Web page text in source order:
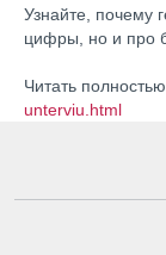
Узнайте, почему
цифры, но и про
Читать
unterviu.html
Продукция
Семена